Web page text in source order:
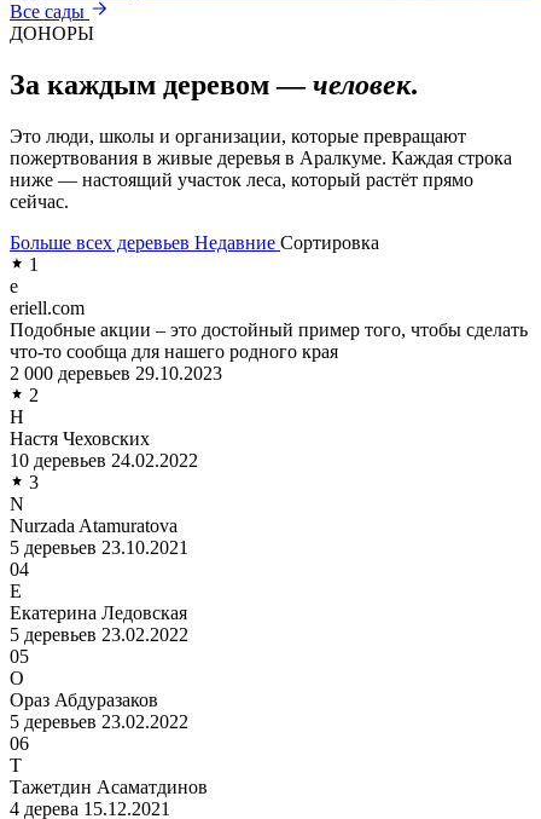
Все сады
ДОНОРЫ
За каждым деревом —человек.
Это люди, школы и организации, которые превращают
пожертвования в живые деревья в Аралкуме. Каждая строка
ниже — настоящий участок леса, который растёт прямо
сейчас.
Больше всех деревьев Недавние Сортировка
1
e
eriell.com
Подобные акции – это достойный пример того, чтобы сделать
что-то сообща для нашего родного края
2 000 деревьев 29.10.2023
2
Н
Настя Чеховских
10 деревьев 24.02.2022
3
N
Nurzada Atamuratova
5 деревьев 23.10.2021
04
Е
Екатерина Ледовская
5 деревьев 23.02.2022
05
О
Ораз Абдуразаков
5 деревьев 23.02.2022
06
Т
Тажетдин Асаматдинов
4 дерева 15.12.2021